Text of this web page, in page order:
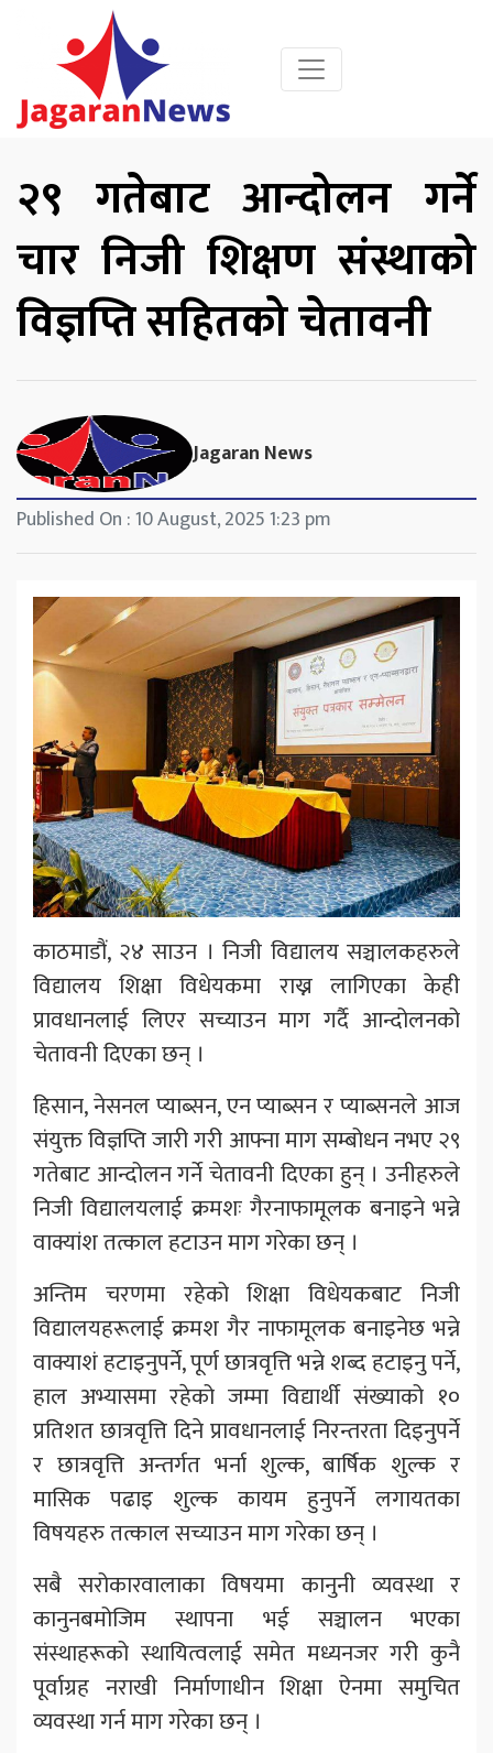
२९ गतेबाट आन्दोलन गर्ने
चार निजी शिक्षण संस्थाको
विज्ञप्ति सहितको चेतावनी
Jagaran News
Published On : 10 August, 2025 1:23 pm
काठमाडौं, २४ साउन । निजी विद्यालय सञ्चालकहरुले
विद्यालय शिक्षा विधेयकमा राख्न लागिएका केही
प्रावधानलाई लिएर सच्याउन माग गर्दै आन्दोलनको
चेतावनी दिएका छन् ।
हिसान, नेसनल प्याब्सन, एन प्याब्सन र प्याब्सनले आज
संयुक्त विज्ञप्ति जारी गरी आफ्ना माग सम्बोधन नभए २९
गतेबाट आन्दोलन गर्ने चेतावनी दिएका हुन् । उनीहरुले
निजी विद्यालयलाई क्रमशः गैरनाफामूलक बनाइने भन्ने
वाक्यांश तत्काल हटाउन माग गरेका छन् ।
अन्तिम चरणमा रहेको शिक्षा विधेयकबाट निजी
विद्यालयहरूलाई क्रमश गैर नाफामूलक बनाइनेछ भन्ने
वाक्याशं हटाइनुपर्ने, पूर्ण छात्रवृत्ति भन्ने शब्द हटाइनु पर्ने,
हाल अभ्यासमा रहेको जम्मा विद्यार्थी संख्याको १०
प्रतिशत छात्रवृत्ति दिने प्रावधानलाई निरन्तरता दिइनुपर्ने
र छात्रवृत्ति अन्तर्गत भर्ना शुल्क, बार्षिक शुल्क र
मासिक पढाइ शुल्क कायम हुनुपर्ने लगायतका
विषयहरु तत्काल सच्याउन माग गरेका छन् ।
सबै सरोकारवालाका विषयमा कानुनी व्यवस्था र
कानुनबमोजिम स्थापना भई सञ्चालन भएका
संस्थाहरूको स्थायित्वलाई समेत मध्यनजर गरी कुनै
पूर्वाग्रह नराखी निर्माणाधीन शिक्षा ऐनमा समुचित
व्यवस्था गर्न माग गरेका छन् ।